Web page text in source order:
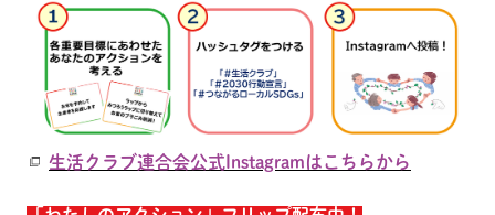
生活クラブ連合会公式Instagramはこちらから